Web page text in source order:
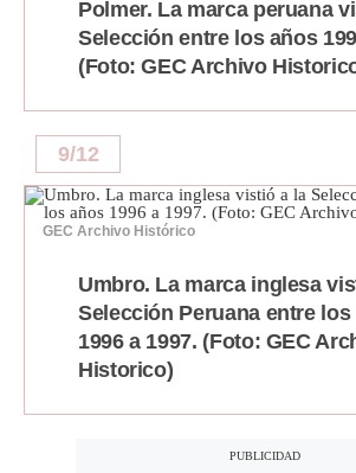
Polmer. La marca peruana
Selección entre los años
(Foto: GEC Archivo
9/12
GEC Archivo Histórico
Umbro. La marca inglesa
Selección Peruana entre los
1996 a 1997. (Foto: GEC
Historico)